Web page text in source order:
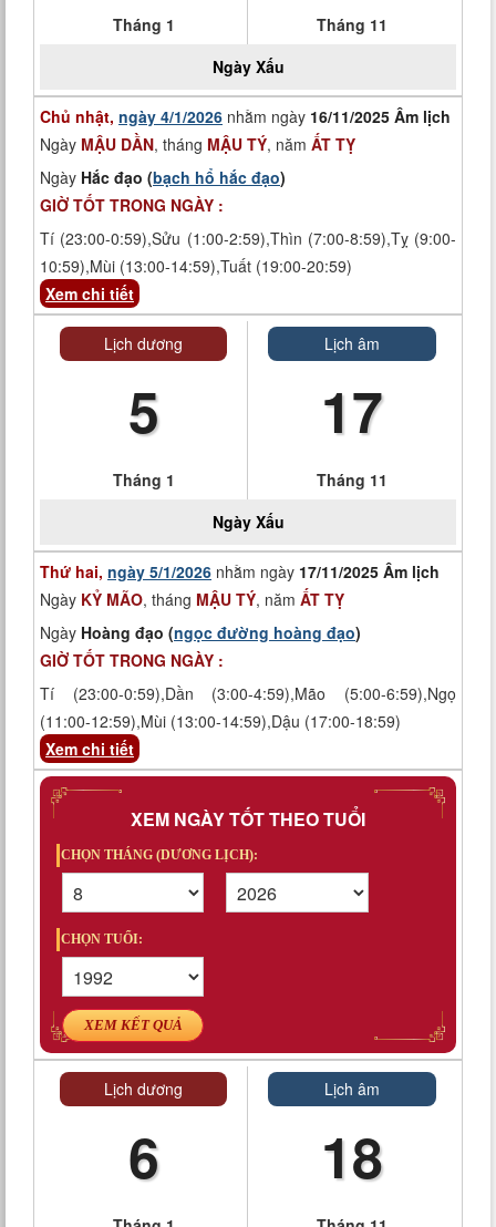
Tháng 1
Tháng 11
Ngày Xấu
Chủ nhật, ngày 4/1/2026 nhằm ngày 16/11/2025 Âm lịch
Ngày MẬU DẦN, tháng MẬU TÝ, năm ẤT TỴ
Ngày Hắc đạo (bạch hổ hắc đạo)
GIỜ TỐT TRONG NGÀY :
Tí (23:00-0:59),Sửu (1:00-2:59),Thìn (7:00-8:59),Tỵ (9:00-
10:59),Mùi (13:00-14:59),Tuất (19:00-20:59)
Xem chi tiết
Lịch dương
5
Tháng 1
Lịch âm
17
Tháng 11
Ngày Xấu
Thứ hai, ngày 5/1/2026 nhằm ngày 17/11/2025 Âm lịch
Ngày KỶ MÃO, tháng MẬU TÝ, năm ẤT TỴ
Ngày Hoàng đạo (ngọc đường hoàng đạo)
GIỜ TỐT TRONG NGÀY :
Tí (23:00-0:59),Dần (3:00-4:59),Mão (5:00-6:59),Ngọ
(11:00-12:59),Mùi (13:00-14:59),Dậu (17:00-18:59)
Xem chi tiết
XEM NGÀY TỐT THEO TUỔI
CHỌN THÁNG (DƯƠNG LỊCH):
CHỌN TUỔI:
XEM KẾT QUẢ
Lịch dương
6
Lịch âm
18